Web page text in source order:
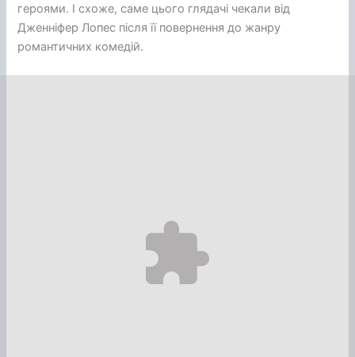
героями. І схоже, саме цього глядачі чекали від
Дженніфер Лопес після її повернення до жанру
романтичних комедій.